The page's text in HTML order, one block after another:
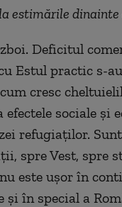
estimările dinainte
Deficitul
Estul practic s-
cresc
sociale și
refugiaților.
spre Vest, spre
este ușor în
în special a